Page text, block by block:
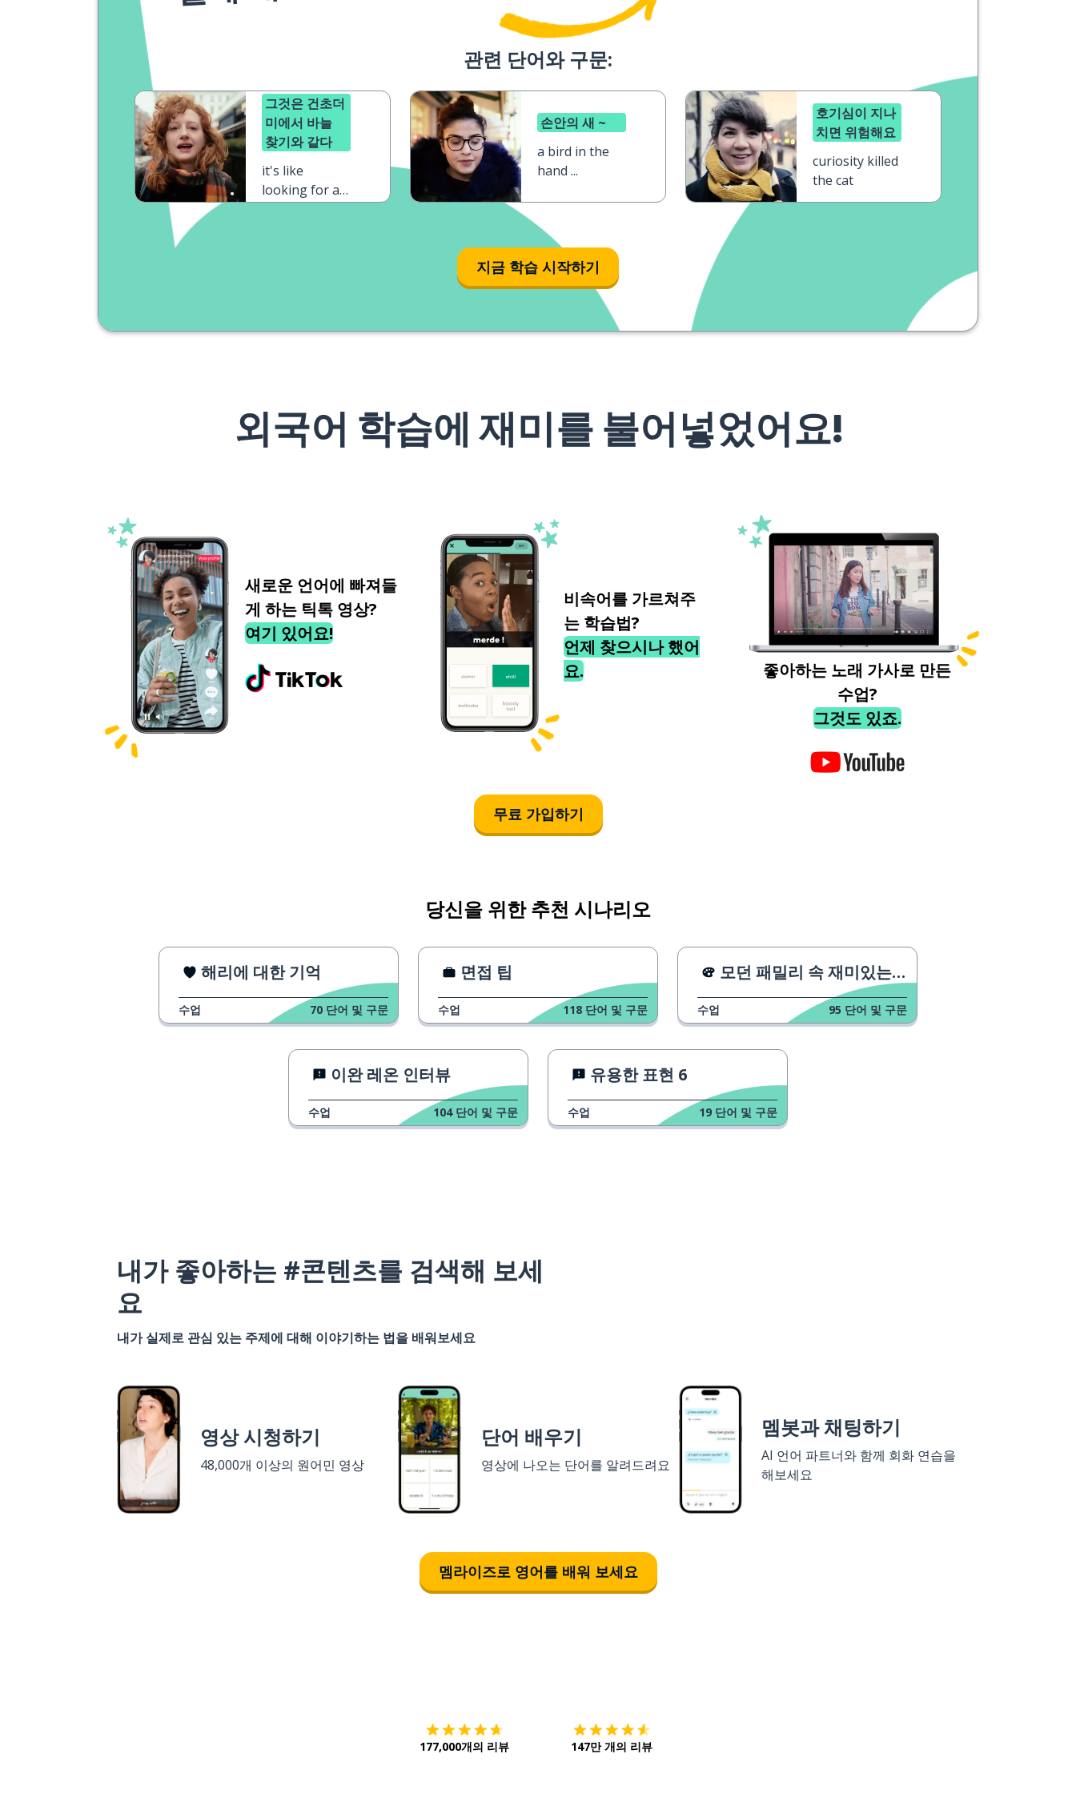
관련 단어와 구문:
그것은 건초더
미에서 바늘
찾기와 같다
it's like
looking for a
손안의 새 ~
a bird in the
hand ...
호기심이 지나
치면 위험해요
curiosity killed
the cat
지금 학습 시작하기
외국어 학습에 재미를 불어넣었어요!
새로운 언어에 빠져들
게 하는 틱톡 영상?
여기 있어요!
비속어를 가르쳐주
는 학습법?
언제 찾으시나 했어
요.
좋아하는 노래 가사로 만든
수업?
그것도 있죠.
무료 가입하기
당신을 위한 추천 시나리오
해리에 대한 기억
수업 70 단어 및 구문
면접 팁
수업 118 단어 및 구문
모던 패밀리 속 재미있는 순간들
수업 95 단어 및 구문
이완 레온 인터뷰
수업 104 단어 및 구문
유용한 표현 6
수업 19 단어 및 구문
내가 좋아하는 #콘텐츠를 검색해 보세
요
내가 실제로 관심 있는 주제에 대해 이야기하는 법을 배워보세요
영상 시청하기
48,000개 이상의 원어민 영상
단어 배우기
영상에 나오는 단어를 알려드려요
멤봇과 채팅하기
AI 언어 파트너와 함께 회화 연습을
해보세요
멤라이즈로 영어를 배워 보세요
177,000개의 리뷰 147만 개의 리뷰